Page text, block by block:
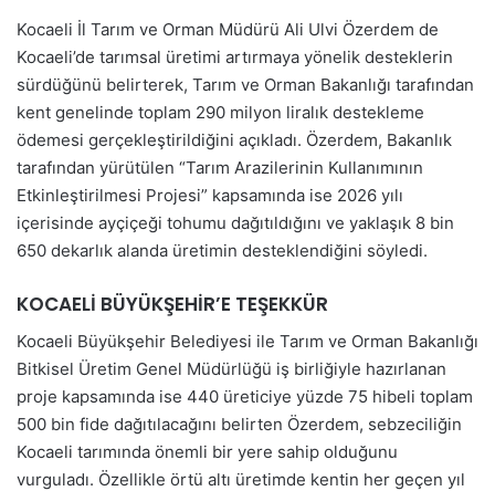
Kocaeli İl Tarım ve Orman Müdürü Ali Ulvi Özerdem de
Kocaeli’de tarımsal üretimi artırmaya yönelik desteklerin
sürdüğünü belirterek, Tarım ve Orman Bakanlığı tarafından
kent genelinde toplam 290 milyon liralık destekleme
ödemesi gerçekleştirildiğini açıkladı. Özerdem, Bakanlık
tarafından yürütülen “Tarım Arazilerinin Kullanımının
Etkinleştirilmesi Projesi” kapsamında ise 2026 yılı
içerisinde ayçiçeği tohumu dağıtıldığını ve yaklaşık 8 bin
650 dekarlık alanda üretimin desteklendiğini söyledi.
KOCAELİ BÜYÜKŞEHİR’E TEŞEKKÜR
Kocaeli Büyükşehir Belediyesi ile Tarım ve Orman Bakanlığı
Bitkisel Üretim Genel Müdürlüğü iş birliğiyle hazırlanan
proje kapsamında ise 440 üreticiye yüzde 75 hibeli toplam
500 bin fide dağıtılacağını belirten Özerdem, sebzeciliğin
Kocaeli tarımında önemli bir yere sahip olduğunu
vurguladı. Özellikle örtü altı üretimde kentin her geçen yıl